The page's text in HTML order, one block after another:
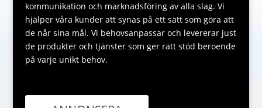
kommunikation och marknadsföring av alla slag. Vi
hjälper våra kunder att synas på ett sätt som göra att
de når sina mål. Vi behovsanpassar och levererar just
de produkter och tjänster som ger rätt stöd beroende
på varje unikt behov.